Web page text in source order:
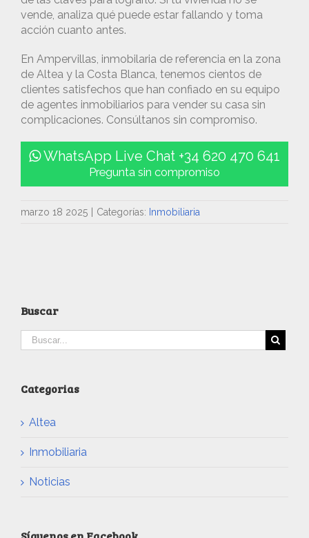
vende, analiza qué puede estar fallando y toma
acción cuanto antes.
En Ampervillas, inmobilaria de referencia en la zona
de Altea y la Costa Blanca, tenemos cientos de
clientes satisfechos que han confiado en su equipo
de agentes inmobiliarios para vender su casa sin
complicaciones. Consúltanos sin compromiso.
WhatsApp Live Chat +34 620 470 641
Pregunta sin compromiso
marzo 18 2025 Categorías: Inmobiliaria
Buscar
Categorias
Altea
Inmobiliaria
Noticias